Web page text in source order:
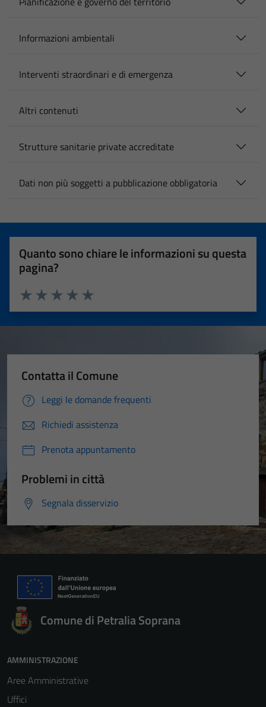
Informazioni ambientali
Interventi straordinari e di emergenza
Altri contenuti
Strutture sanitarie private accreditate
Dati non più soggetti a pubblicazione obbligatoria
Quanto sono chiare le informazioni su questa
pagina?
Valuta 5 stelle su 5
Valuta 4 stelle su 5
Valuta 3 stelle su 5
Valuta 2 stelle su 5
Valuta 1 stelle su 5
Contatta il Comune
Leggi le domande frequenti
Richiedi assistenza
Prenota appuntamento
Problemi in città
Segnala disservizio
Comune di Petralia Soprana
AMMINISTRAZIONE
Aree Amministrative
Uffici